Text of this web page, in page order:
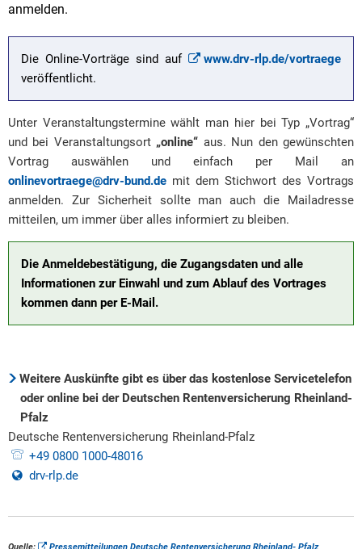
anmelden.
Die Online-Vorträge sind auf
www.drv-rlp.de/vortraege
veröffentlicht.
Unter Veranstaltungstermine wählt man hier bei Typ „Vortrag“
und bei Veranstaltungsort„online“ aus. Nun den gewünschten
Vortrag auswählen und einfach per Mail an
onlinevortraege@drv-bund.de mit dem Stichwort des Vortrags
anmelden. Zur Sicherheit sollte man auch die Mailadresse
mitteilen, um immer über alles informiert zu bleiben.
Die Anmeldebestätigung, die Zugangsdaten und alle
Informationen zur Einwahl und zum Ablauf des Vortrages
kommen dann per E-Mail.
Weitere Auskünfte gibt es über das kostenlose Servicetelefon
oder online bei der Deutschen Rentenversicherung Rheinland-
Pfalz
Deutsche Rentenversicherung Rheinland-Pfalz
+49 0800 1000-48016
drv-rlp.de
Quelle: Pressemitteilungen Deutsche Rentenversicherung Rheinland- Pfalz